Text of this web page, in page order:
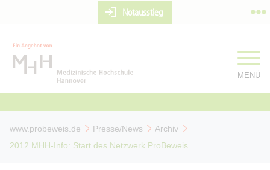
Notausstieg
MENÜ
www.probeweis.de Presse/News
Archiv
2012 MHH-Info: Start des Netzwerk ProBeweis